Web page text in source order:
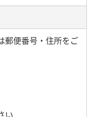
郵便番号・住所をご
い